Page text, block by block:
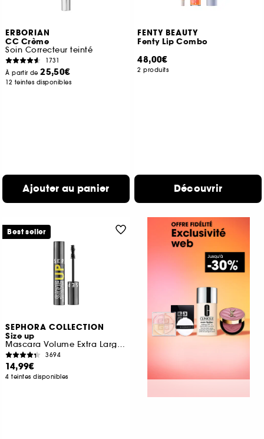
ERBORIAN
CC Crème
Soin Correcteur teinté
1731
À partir de25,50€
12 teintes disponibles
Ajouter au panier
FENTY BEAUTY
Fenty Lip Combo
48,00€
2 produits
Découvrir
SEPHORA COLLECTION
Size up
Mascara Volume Extra Large Immédiat
3694
14,99€
4 teintes disponibles
Best seller